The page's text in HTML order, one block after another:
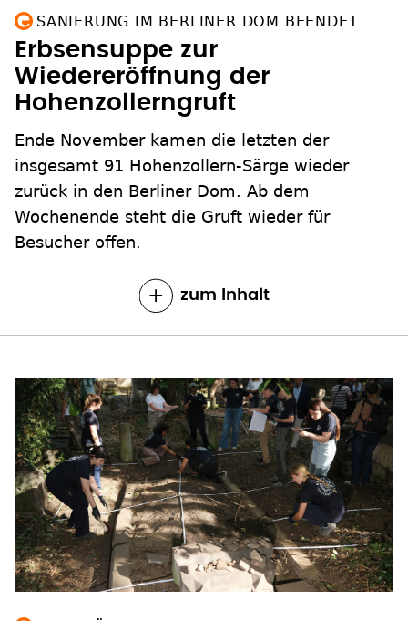
SANIERUNG IM BERLINER DOM BEENDET
Erbsensuppe zur
Wiedereröffnung der
Hohenzollerngruft
Ende November kamen die letzten der
insgesamt 91 Hohenzollern-Särge wieder
zurück in den Berliner Dom. Ab dem
Wochenende steht die Gruft wieder für
Besucher offen.
zum Inhalt